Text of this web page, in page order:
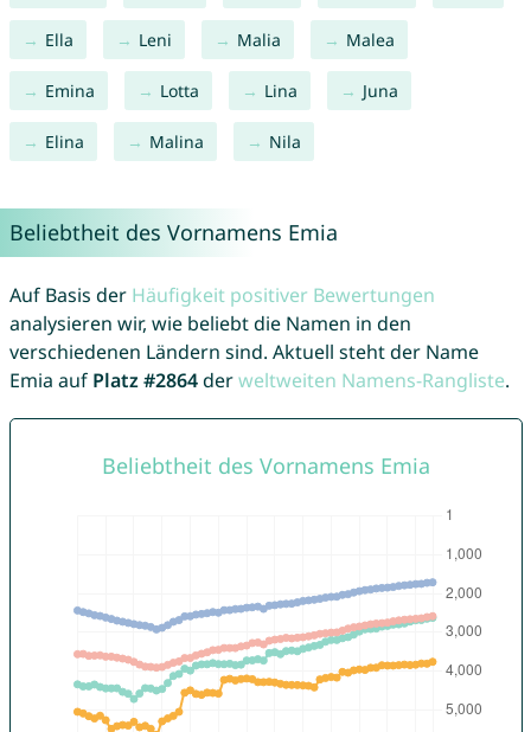
Ella Leni Malia Malea
Emina Lotta Lina Juna
Elina Malina Nila
Beliebtheit des Vornamens Emia
Auf Basis der Häufigkeit positiver Bewertungen
analysieren wir, wie beliebt die Namen in den
verschiedenen Ländern sind. Aktuell steht der Name
Emia auf Platz #2864derweltweiten Namens-Rangliste.